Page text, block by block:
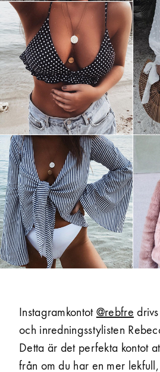
Instagramkontot @rebfre
och inrednings­stylisten
Detta är det perfekta kontot
från om du har en mer